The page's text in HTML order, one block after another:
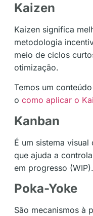
Kaizen
Kaizen significa
metodologia
meio de ciclos
otimização.
Temos um
o como aplicar o
Kanban
É um sistema
que ajuda a
em progresso (WIP).
Poka-Yoke
São mecanismos à